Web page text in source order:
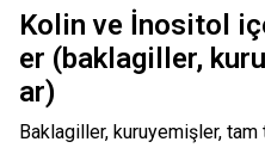
Kolin ve İnositol
er (baklagiller,
ar)
Baklagiller, kuruyemişler,